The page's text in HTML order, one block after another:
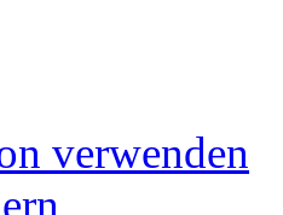
verwenden